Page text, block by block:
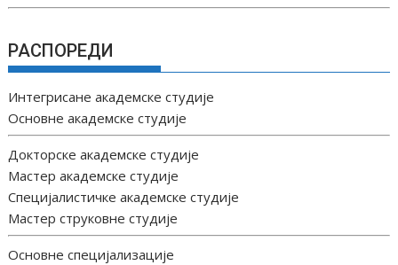
РАСПОРЕДИ
Интегрисане академске студије
Основне академске студије
Докторске академске студије
Мастер академске студије
Специјалистичке академске студије
Мастер струковне студије
Основне специјализације